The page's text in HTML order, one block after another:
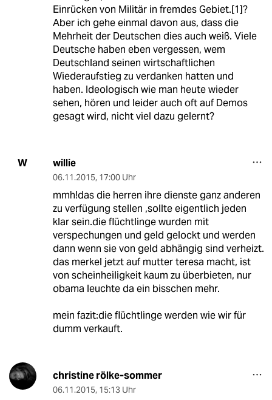
Einrücken von Militär in fremdes Gebiet.[1]?
Aber ich gehe einmal davon aus, dass die
Mehrheit der Deutschen dies auch weiß. Viele
Deutsche haben eben vergessen, wem
Deutschland seinen wirtschaftlichen
Wiederaufstieg zu verdanken hatten und
haben. Ideologisch wie man heute wieder
sehen, hören und leider auch oft auf Demos
gesagt wird, nicht viel dazu gelernt?
W willie
06.11.2015, 17:00 Uhr
mmh!das die herren ihre dienste ganz anderen
zu verfügung stellen ,sollte eigentlich jeden
klar sein.die flüchtlinge wurden mit
verspechungen und geld gelockt und werden
dann wenn sie von geld abhängig sind verheizt.
das merkel jetzt auf mutter teresa macht, ist
von scheinheiligkeit kaum zu überbieten, nur
obama leuchte da ein bisschen mehr.
mein fazit:die flüchtlinge werden wie wir für
dumm verkauft.
christine rölke-sommer
06.11.2015, 15:13 Uhr